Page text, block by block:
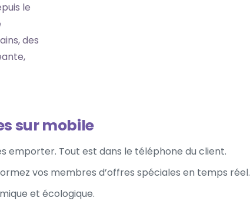
le
des
sur mobile
emporter. Tout est dans le téléphone du client.
vos membres d’offres spéciales en temps réel.
et écologique.